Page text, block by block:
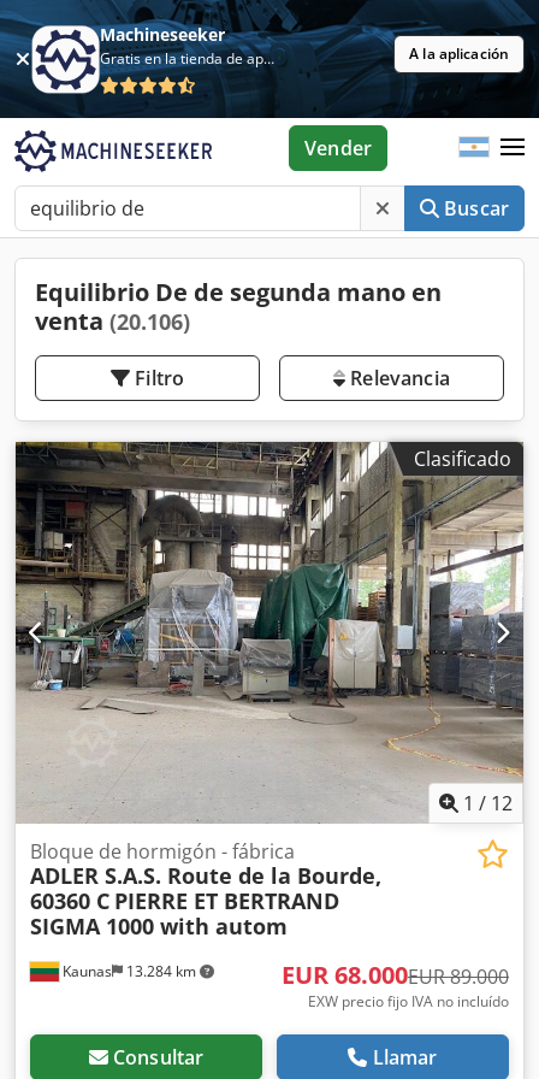
Machineseeker
Gratis en la tienda de aplicaciones A la aplicación
Buscar
Vender
Equilibrio De de segunda mano en
venta (20.106)
Filtro Relevancia
Clasificado
1 / 12
Kaunas 13.284 km
Bloque de hormigón - fábrica
ADLER S.A.S. Route de la Bourde,
60360 C PIERRE ET BERTRAND
SIGMA 1000 with autom
EUR 68.000EUR 89.000
EXW precio fijo IVA no incluído
Consultar Llamar